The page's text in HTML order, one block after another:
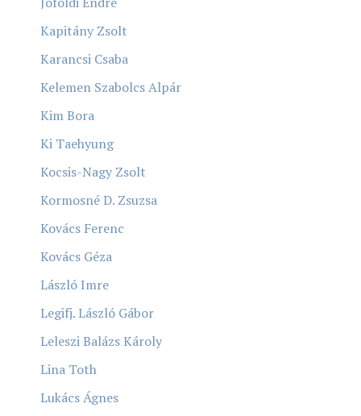
Kapitány Zsolt
Karancsi Csaba
Kelemen Szabolcs Alpár
Kim Bora
Ki Taehyung
Kocsis-Nagy Zsolt
Kormosné D. Zsuzsa
Kovács Ferenc
Kovács Géza
László Imre
Legifj. László Gábor
Leleszi Balázs Károly
Lina Toth
Lukács Ágnes